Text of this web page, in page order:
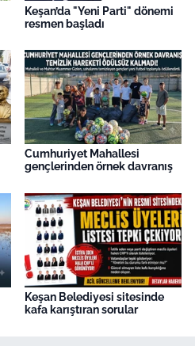
Keşan’da "Yeni Parti" dönemi
resmen başladı
Cumhuriyet Mahallesi
gençlerinden örnek davranış
Keşan Belediyesi sitesinde
kafa karıştıran sorular